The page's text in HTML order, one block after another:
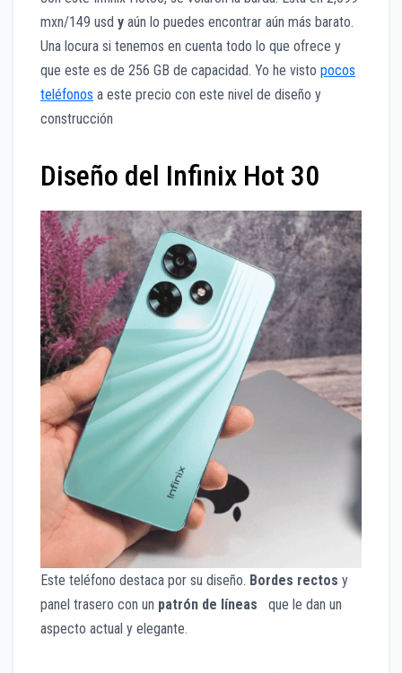
mxn/149 usd y aún lo puedes encontrar aún más barato.
Una locura si tenemos en cuenta todo lo que ofrece y
que este es de 256 GB de capacidad. Yo he visto pocos
teléfonos a este precio con este nivel de diseño y
construcción
Diseño del Infinix Hot 30
Este teléfono destaca por su diseño. Bordes rectos y
panel trasero con un patrón de líneas que le dan un
aspecto actual y elegante.